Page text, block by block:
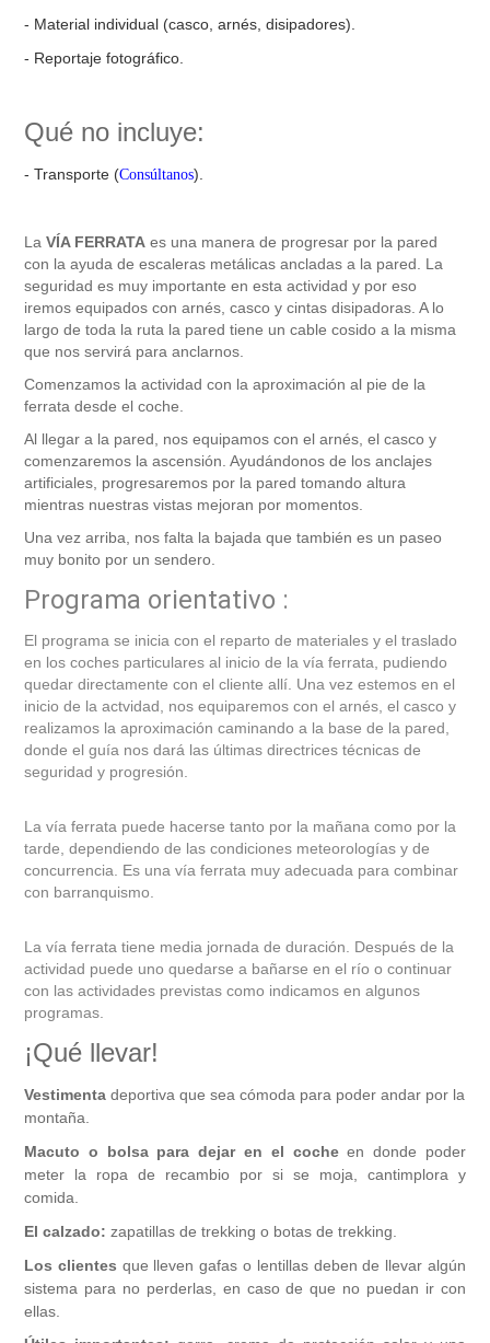
- Material individual (casco, arnés, disipadores).
- Reportaje fotográfico.
Qué no incluye:
- Transporte (Consúltanos).
La VÍA FERRATAes una manera de progresar por la pared
con la ayuda de escaleras metálicas ancladas a la pared. La
seguridad es muy importante en esta actividad y por eso
iremos equipados con arnés, casco y cintas disipadoras. A lo
largo de toda la ruta la pared tiene un cable cosido a la misma
que nos servirá para anclarnos.
Comenzamos la actividad con la aproximación al pie de la
ferrata desde el coche.
Al llegar a la pared, nos equipamos con el arnés, el casco y
comenzaremos la ascensión. Ayudándonos de los anclajes
artificiales, progresaremos por la pared tomando altura
mientras nuestras vistas mejoran por momentos.
Una vez arriba, nos falta la bajada que también es un paseo
muy bonito por un sendero.
Programa orientativo :
El programa se inicia con el reparto de materiales y el traslado
en los coches particulares al inicio de la vía ferrata, pudiendo
quedar directamente con el cliente allí. Una vez estemos en el
inicio de la actvidad, nos equiparemos con el arnés, el casco y
realizamos la aproximación caminando a la base de la pared,
donde el guía nos dará las últimas directrices técnicas de
seguridad y progresión.
La vía ferrata puede hacerse tanto por la mañana como por la
tarde, dependiendo de las condiciones meteorologías y de
concurrencia. Es una vía ferrata muy adecuada para combinar
con barranquismo.
La vía ferrata tiene media jornada de duración. Después de la
actividad puede uno quedarse a bañarse en el río o continuar
con las actividades previstas como indicamos en algunos
programas.
¡Qué llevar!
Vestimentadeportiva que sea cómoda para poder andar por la
montaña.
Macuto o bolsa para dejar en el cocheen donde poder
meter la ropa de recambio por si se moja, cantimplora y
comida.
El calzado: zapatillas de trekking o botas de trekking.
Los clientes que lleven gafas o lentillas deben de llevar algún
sistema para no perderlas, en caso de que no puedan ir con
ellas.